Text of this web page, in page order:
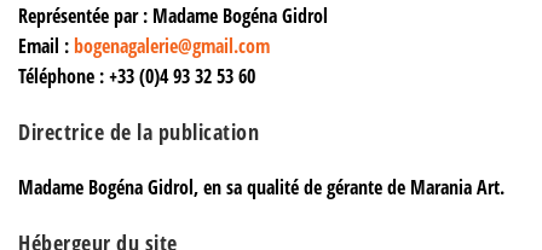
Représentée par : Madame Bogéna Gidrol
Email :bogenagalerie@gmail.com
Téléphone :+33 (0)4 93 32 53 60
Directrice de la publication
Madame Bogéna Gidrol, en sa qualité de gérante de Marania Art.
Hébergeur du site